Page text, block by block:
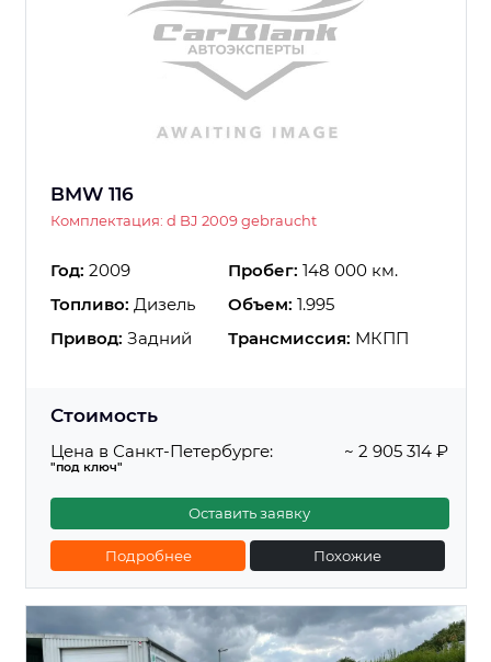
BMW 116
Комплектация: d BJ 2009 gebraucht
Год: 2009 Пробег: 148 000 км.
Топливо: Дизель Объем: 1.995
Привод: Задний Трансмиссия: МКПП
Стоимость
Цена в Санкт-Петербурге:
"под ключ"
~ 2 905 314 ₽
Оставить заявку
Подробнее Похожие